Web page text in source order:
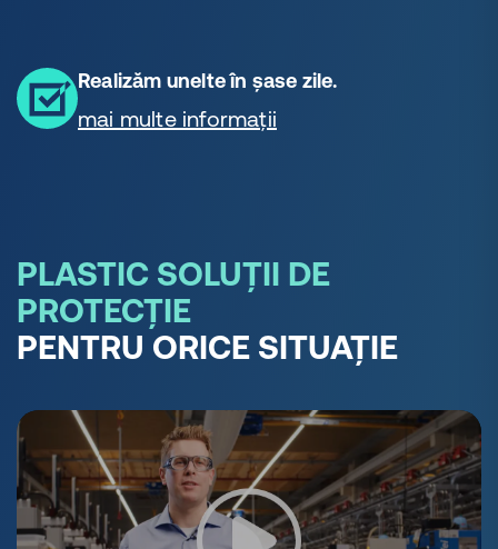
Realizăm unelte în șase zile.
mai multe informații
PLASTIC SOLUȚII DE
PROTECȚIE
PENTRU ORICE SITUAȚIE